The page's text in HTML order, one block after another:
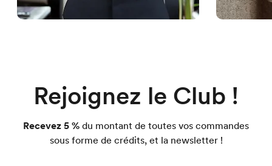
Rejoignez le Club !
Recevez 5 % du montant de toutes vos commandes
sous forme de crédits, et la newsletter !